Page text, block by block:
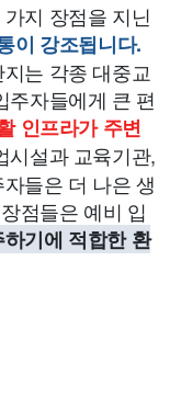
지 장점을 지닌
이 강조됩니다.
는 각종 대중교
주자들에게 큰 편
인프라가 주변
시설과 교육기관,
들은 더 나은 생
점들은 예비 입
하기에 적합한 환